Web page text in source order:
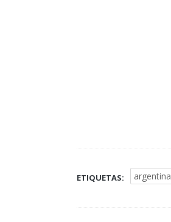
ETIQUETAS: argentina